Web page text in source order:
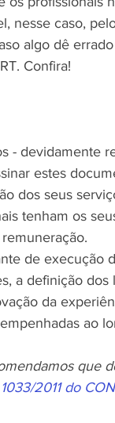
nesse caso,
algo dê
Confira!
- devidamente
estes
dos seus
tenham os
de execução
a definição
da
ao
que
2011 do